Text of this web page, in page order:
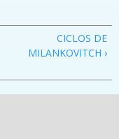
CICLOS DE
MILANKOVITCH ›